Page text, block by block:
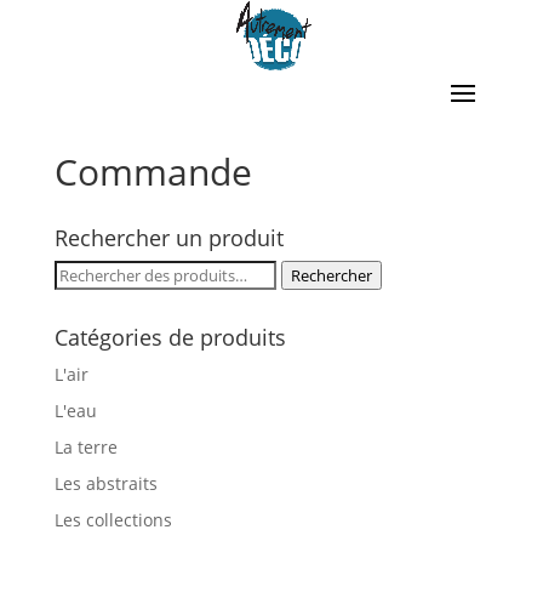
Commande
Rechercher un produit
Rechercher : Rechercher
Catégories de produits
L'air
L'eau
La terre
Les abstraits
Les collections